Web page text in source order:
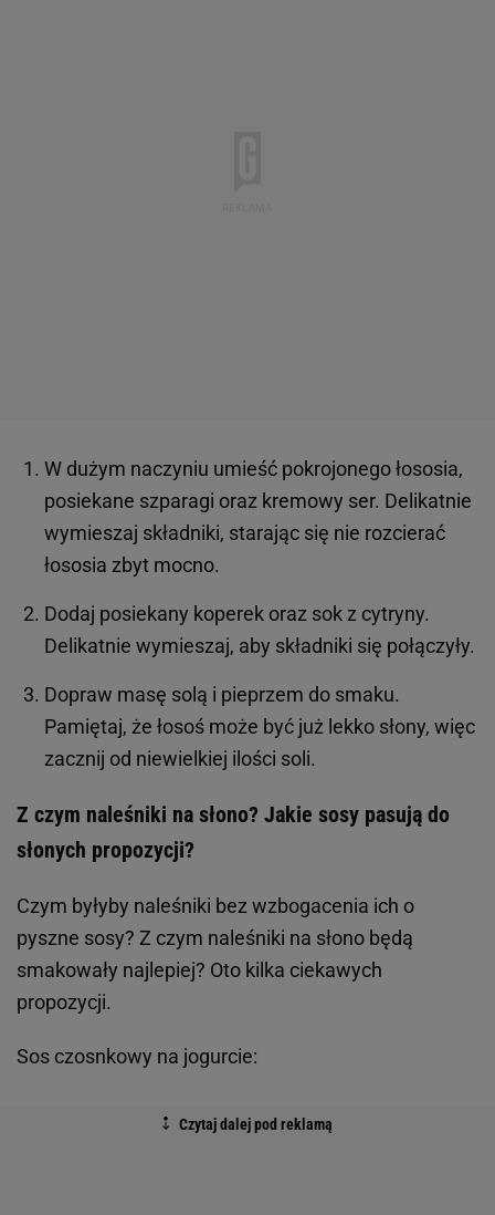
W dużym naczyniu umieść pokrojonego łososia,
posiekane szparagi oraz kremowy ser. Delikatnie
wymieszaj składniki, starając się nie rozcierać
łososia zbyt mocno.
Dodaj posiekany koperek oraz sok z cytryny.
Delikatnie wymieszaj, aby składniki się połączyły.
Dopraw masę solą i pieprzem do smaku.
Pamiętaj, że łosoś może być już lekko słony, więc
zacznij od niewielkiej ilości soli.
Z czym naleśniki na słono? Jakie sosy pasują do
słonych propozycji?
Czym byłyby naleśniki bez wzbogacenia ich o
pyszne sosy? Z czym naleśniki na słono będą
smakowały najlepiej? Oto kilka ciekawych
propozycji.
Sos czosnkowy na jogurcie: